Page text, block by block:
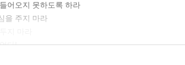
어오지 못하도록 하라
을 주지 마라
다!